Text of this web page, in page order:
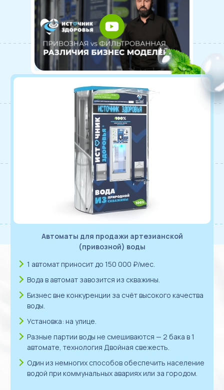
Автоматы для продажи артезианской
(привозной) воды
1 автомат приносит до 150 000 ₽/мес.
Вода в автомат завозится из скважины.
Бизнес вне конкуренции за счёт высокого качества
воды.
Установка: на улице.
Разные партии воды не смешиваются — 2 бака в 1
автомате, технология Двойная свежесть.
Один из немногих способов обеспечить население
водой при коммунальных авариях или за городом.